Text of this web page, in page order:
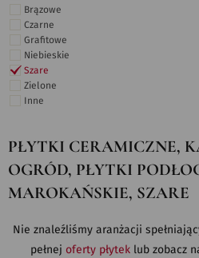
Brązowe
Czarne
Grafitowe
Niebieskie
Szare
Zielone
Inne
PŁYTKI CERAMICZNE,
OGRÓD, PŁYTKI
MAROKAŃSKIE, SZARE
Nie znaleźliśmy aranżacji
pełnej oferty płytek lub zobacz